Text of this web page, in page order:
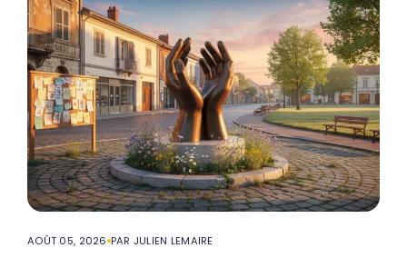
AOÛT 05, 2026 PAR JULIEN LEMAIRE